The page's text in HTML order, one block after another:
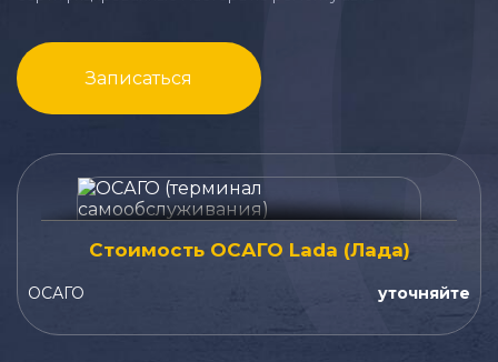
Записаться
Стоимость ОСАГО Lada (Лада)
ОСАГО уточняйте